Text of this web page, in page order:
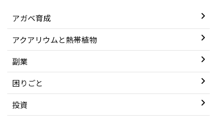
アガベ育成
アクアリウムと熱帯植物
副業
困りごと
投資